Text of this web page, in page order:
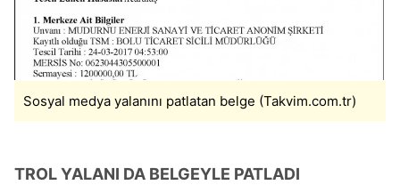
Sosyal medya yalanını patlatan belge (Takvim.com.tr)
TROL YALANI DA BELGEYLE PATLADI